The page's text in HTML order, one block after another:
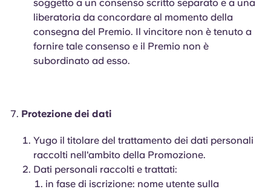
soggetto a un consenso scritto separato e a una
liberatoria da concordare al momento della
consegna del Premio. Il vincitore non è tenuto a
fornire tale consenso e il Premio non è
subordinato ad esso.
Protezione dei dati
Yugo il titolare del trattamento dei dati personali
raccolti nell'ambito della Promozione.
Dati personali raccolti e trattati:
in fase di iscrizione: nome utente sulla